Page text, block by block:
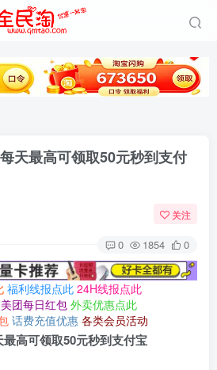
天最高可领取50元秒到支付
关注
0 1854 0
福利线报点此 24H线报点此
美团每日红包 外卖优惠点此
话费充值优惠 各类会员活动
高可领取50元秒到支付宝